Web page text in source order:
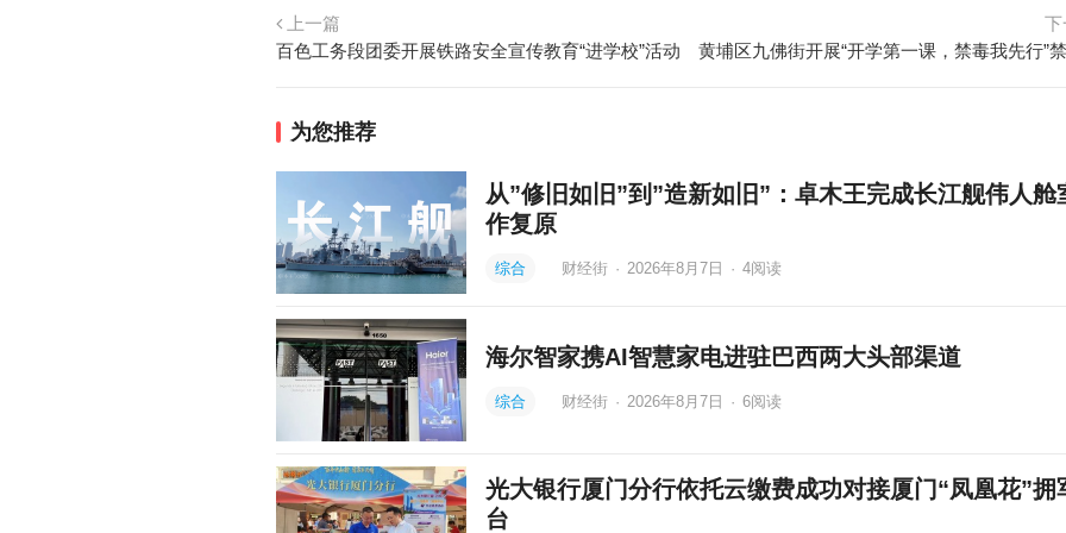
上一篇
百色工务段团委开展铁路安全宣传教育“进学校”活动
下
为您推荐
从”修旧如旧”到”造新如旧”：卓木王完成长江舰伟人舱
作复原
综合 财经街 · 2026年8月7日 · 4阅读
海尔智家携AI智慧家电进驻巴西两大头部渠道
综合 财经街 · 2026年8月7日 · 6阅读
光大银行厦门分行依托云缴费成功对接厦门“凤凰花”拥
台